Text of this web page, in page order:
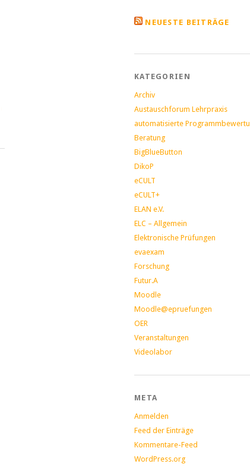
NEUESTE BEITRÄGE
KATEGORIEN
Archiv
Austauschforum Lehrpraxis
automatisierte
Beratung
BigBlueButton
DikoP
eCULT
eCULT+
ELAN e.V.
ELC – Allgemein
Elektronische Prüfungen
evaexam
Forschung
Futur.A
Moodle
Moodle@epruefungen
OER
Veranstaltungen
Videolabor
META
Anmelden
Feed der Einträge
Kommentare-Feed
WordPress.org